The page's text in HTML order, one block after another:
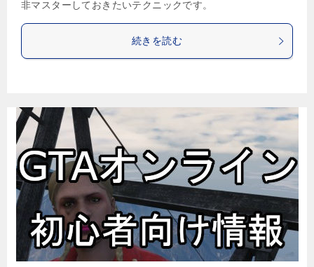
非マスターしておきたいテクニックです。
続きを読む